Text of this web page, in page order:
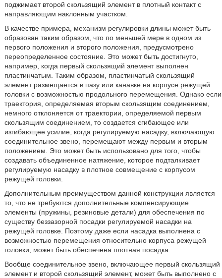
поджимает второй скользящий элемент в плотный контакт с
направляющим наклонным участком.
В качестве примера, механизм регулировки длины может быть
образован таким образом, что по меньшей мере в одном из
первого положения и второго положения, предусмотрено
переопределенное состояние. Это может быть достигнуто,
например, когда первый скользящий элемент выполнен
пластинчатым. Таким образом, пластинчатый скользящий
элемент размещается в пазу или канавке на корпусе режущей
головки с возможностью продольного перемещения. Однако если
траектория, определяемая вторым скользящим соединением,
немного отклоняется от траектории, определяемой первым
скользящим соединением, то создается сгибающее или
изгибающее усилие, когда регулируемую насадку, включающую
соединительное звено, перемещают между первым и вторым
положением. Это может быть использовано для того, чтобы
создавать объединенное натяжение, которое подталкивает
регулируемую насадку в плотное совмещение с корпусом
режущей головки.
Дополнительным преимуществом данной конструкции является
то, что не требуются дополнительные компенсирующие
элементы (пружины, резиновые детали) для обеспечения по
существу беззазорной посадки регулируемой насадки на
режущей головке. Поэтому даже если насадка выполнена с
возможностью перемещения относительно корпуса режущей
головки, может быть обеспечена плотная посадка.
Вообще соединительное звено, включающее первый скользящий
элемент и второй скользящий элемент, может быть выполнено с